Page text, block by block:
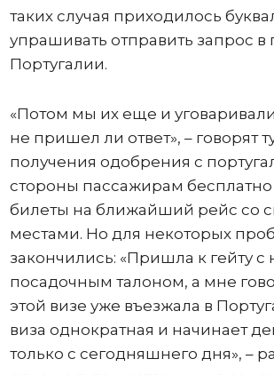
таких случая приходилось
упрашивать отправить запрос в
Португалии.
«Потом мы их еще и
не пришел ли ответ», – говорят
получения одобрения с
стороны пассажирам
билеты на ближайший рейс со
местами. Но для некоторых
закончились: «Пришла к гейту с
посадочным талоном, а мне
этой визе уже въезжала в
виза однократная и начинает
только с сегодняшнего дня», –